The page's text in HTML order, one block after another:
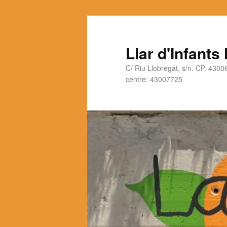
Llar d'Infants
C/ Riu Llobregat, s/n. CP.
centre: 43007725